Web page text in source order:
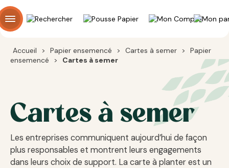
Panneau de gestion des cookies
Accueil > Papier ensemencé > Cartes à semer >
Papier
ensemencé
> Cartes à semer
Cartes à semer
Les entreprises communiquent aujourd’hui de façon
plus responsables et montrent leurs engagements
dans leurs choix de support. La carte à planter est un